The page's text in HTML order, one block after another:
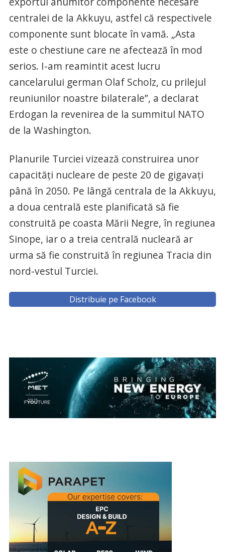
centralei de la Akkuyu, astfel că respectivele
componente sunt blocate în vamă. „Asta
este o chestiune care ne afectează în mod
serios. I-am reamintit acest lucru
cancelarului german Olaf Scholz, cu prilejul
reuniunilor noastre bilaterale”, a declarat
Erdogan la revenirea de la summitul NATO
de la Washington.
Planurile Turciei vizează construirea unor
capacităţi nucleare de peste 20 de gigavaţi
până în 2050. Pe lângă centrala de la Akkuyu,
a doua centrală este planificată să fie
construită pe coasta Mării Negre, în regiunea
Sinope, iar o a treia centrală nucleară ar
urma să fie construită în regiunea Tracia din
nord-vestul Turciei.
Distribuie pe Facebook